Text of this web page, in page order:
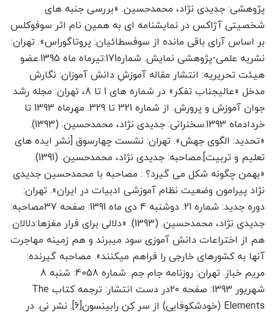
پژوهشی: جدیدی نژاد، محمدحسین. «بررسی جنبه های
شخصیتی آژاکس در نمایشنامه ای به همین نام اثر سوفوکلس
بر اساس آرای باقی مانده از سوفسطائیان: پروتاگوراس». تهران:
نشریه علمی-پژوهشی نمایش. شماره171:تیرماه ماه 1395.عضو
هیئت تحریریه: انتشار مقاله آموزشِ دانش آموزان: نگارش
مدخل «عالیجناب تفکر» در شماره های 1 تا 8، تهران: مجله رشد
جوان آموزش و پرورش. از شماره 321 تا 329. مهرماه 1393 تا
خردادماه 1393.سخنرانی: جدیدی نژاد، محمدحسین. (1393).
«تحدید: الگوی جهش». تهران: نشست چهارسوق [نشر ایده های
تعلیم و تربیت].مصاحبه: جدیدی نژاد، محمدحسین. (1391).
«بهمن چگونه شکل می گیرد؟ : مصاحبه با محمدحسین جدیدی
نژاد پیرامون وضعیت نظام آموزشی ادبیات در ایران». تهران:
دوره جدید: شماره 21: دوشنبه 4 دی ماه 1391: صفحه 37مصاحبه:
جدیدی نژاد، محمدحسین. (1393). «دلالی برای فرار مغزها:دلالان
هم از اختراعات دانش آموزی سود می­برند و هم زمینه مهاجرت
آنها به کشورهای خارجی را فراهم می­کنند». مصاحبه گیرنده:
مریم خباز. تهران: روزنامه جام جم. شماره 4058: شنبه 8
شهریور 1393: صفحه ۲۰در دست انتشار: ترجمه کتاب The
Elements (خودشکوفایی) از سر کِن رابینسون[6]. نشر نی. در